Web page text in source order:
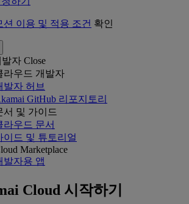
션 이용 및 적용 조건 확인
발자 Close
라우드 개발자
발자 허브
GitHub 리포지토리
서 및 가이드
라우드 문서
이드 및 튜토리얼
Marketplace
발자용 앱
Cloud 시작하기